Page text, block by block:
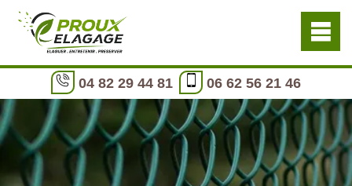
04 82 29 44 81 06 62 56 21 46